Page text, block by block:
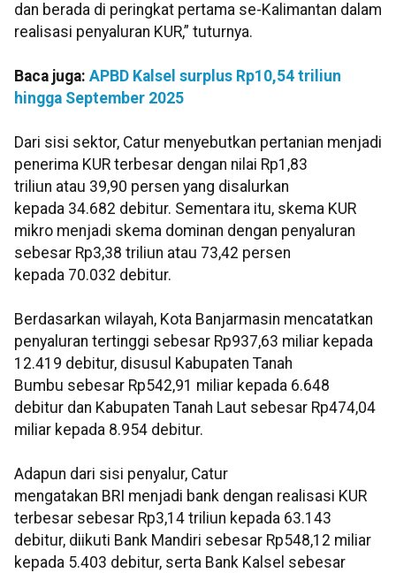
dan berada di peringkat pertama se-Kalimantan dalam
realisasi penyaluran KUR,” tuturnya.
Baca juga: APBD Kalsel surplus Rp10,54 triliun
hingga September 2025
Dari sisi sektor, Catur menyebutkan pertanian menjadi
penerima KUR terbesar dengan nilai Rp1,83
triliun atau 39,90 persen yang disalurkan
kepada 34.682 debitur. Sementara itu, skema KUR
mikro menjadi skema dominan dengan penyaluran
sebesar Rp3,38 triliun atau 73,42 persen
kepada 70.032 debitur.
Berdasarkan wilayah, Kota Banjarmasin mencatatkan
penyaluran tertinggi sebesar Rp937,63 miliar kepada
12.419 debitur, disusul Kabupaten Tanah
Bumbu sebesar Rp542,91 miliar kepada 6.648
debitur dan Kabupaten Tanah Laut sebesar Rp474,04
miliar kepada 8.954 debitur.
Adapun dari sisi penyalur, Catur
mengatakan BRI menjadi bank dengan realisasi KUR
terbesar sebesar Rp3,14 triliun kepada 63.143
debitur, diikuti Bank Mandiri sebesar Rp548,12 miliar
kepada 5.403 debitur, serta Bank Kalsel sebesar